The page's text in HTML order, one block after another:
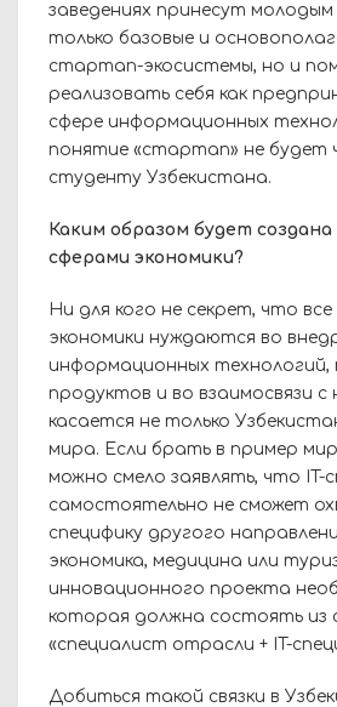
заведениях принесут
только базовые и
стартап-экосистемы, но и
реализовать себя как
сфере информационных
понятие «стартап» не будет
студенту Узбекистана.
Каким образом будет создана
сферами экономики?
Ни для кого не секрет, что
экономики нуждаются во
информационных технологий,
продуктов и во взаимосвязи
касается не только
мира. Если брать в пример
можно смело заявлять, что
IT-
самостоятельно не сможет
специфику другого
экономика, медицина или
инновационного проекта
которая должна состоять из
«специалист отрасли +
IT-
Добиться такой связки в